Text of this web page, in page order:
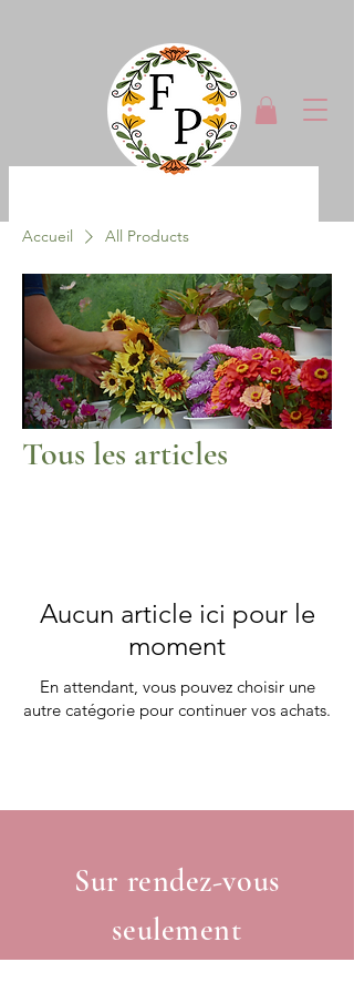
Accueil All Products
Tous les articles
Aucun article ici pour le
moment
En attendant, vous pouvez choisir une
autre catégorie pour continuer vos achats.
Sur rendez-vous
seulement